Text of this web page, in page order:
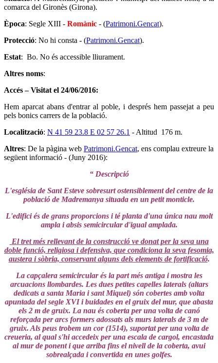
comarca del Gironès (Girona).
Època: Segle XIII - Romànic - (Patrimoni.Gencat).
Protecció: No hi consta - (Patrimoni.Gencat).
Estat: Bo. No és accessible lliurament.
Altres noms:
Accés – Visitat el 24/06/2016:
Hem aparcat abans d'entrar al poble, i després hem passejat a peu
pels bonics carrers de la població.
Localització: N 41 59 23.8 E 02 57 26.1 - Altitud 176 m.
Altres: De la pàgina web Patrimoni.Gencat, ens complau extreure la
següent informació - (Juny 2016):
“ Descripció
L'església de Sant Esteve sobresurt ostensiblement del centre de la
població de Madremanya situada en un petit monticle.
L'edifici és de grans proporcions i té planta d'una única nau molt
ampla i absis semicircular d'igual amplada.
El tret més rellevant de la construcció ve donat per la seva una
doble funció, religiosa i defensiva, que condiciona la seva fesomia,
austera i sòbria, conservant alguns dels elements de fortificació.
La capçalera semicircular és la part més antiga i mostra les
arcuacions llombardes. Les dues petites capelles laterals (altars
dedicats a santa Maria i sant Miquel) són cobertes amb volta
apuntada del segle XVI i buidades en el gruix del mur, que abasta
els 2 m de gruix. La nau és coberta per una volta de canó
reforçada per arcs formers adossats als murs laterals de 3 m de
gruix. Als peus trobem un cor (1514), suportat per una volta de
creueria, al qual s'hi accedeix per una escala de cargol, encastada
al mur de ponent i que arriba fins el nivell de la coberta, avui
sobrealçada i convertida en unes golfes.